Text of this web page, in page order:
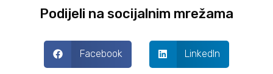
Podijeli na socijalnim mrežama
Facebook LinkedIn